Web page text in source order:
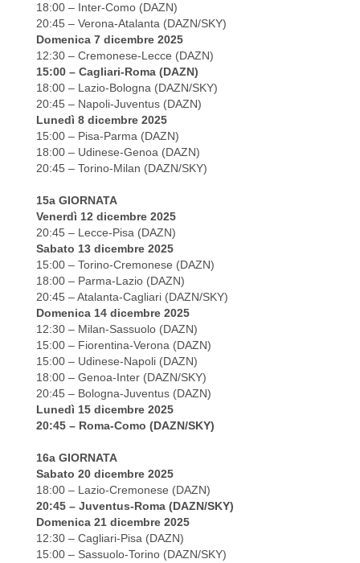
18:00 – Inter-Como (DAZN)
20:45 – Verona-Atalanta (DAZN/SKY)
Domenica 7 dicembre 2025
12:30 – Cremonese-Lecce (DAZN)
15:00 – Cagliari-Roma (DAZN)
18:00 – Lazio-Bologna (DAZN/SKY)
20:45 – Napoli-Juventus (DAZN)
Lunedì 8 dicembre 2025
15:00 – Pisa-Parma (DAZN)
18:00 – Udinese-Genoa (DAZN)
20:45 – Torino-Milan (DAZN/SKY)
15a GIORNATA
Venerdì 12 dicembre 2025
20:45 – Lecce-Pisa (DAZN)
Sabato 13 dicembre 2025
15:00 – Torino-Cremonese (DAZN)
18:00 – Parma-Lazio (DAZN)
20:45 – Atalanta-Cagliari (DAZN/SKY)
Domenica 14 dicembre 2025
12:30 – Milan-Sassuolo (DAZN)
15:00 – Fiorentina-Verona (DAZN)
15:00 – Udinese-Napoli (DAZN)
18:00 – Genoa-Inter (DAZN/SKY)
20:45 – Bologna-Juventus (DAZN)
Lunedì 15 dicembre 2025
20:45 – Roma-Como (DAZN/SKY)
16a GIORNATA
Sabato 20 dicembre 2025
18:00 – Lazio-Cremonese (DAZN)
20:45 – Juventus-Roma (DAZN/SKY)
Domenica 21 dicembre 2025
12:30 – Cagliari-Pisa (DAZN)
15:00 – Sassuolo-Torino (DAZN/SKY)